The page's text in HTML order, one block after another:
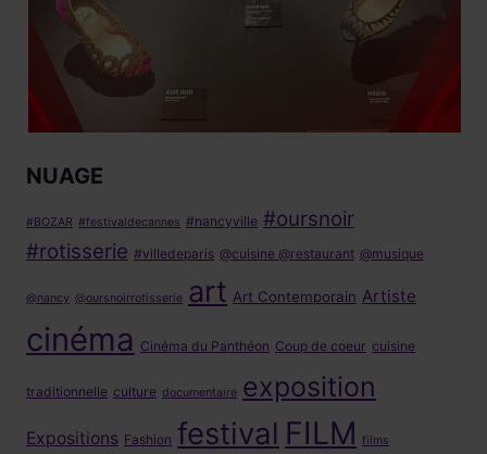
NUAGE
#BOZAR #festivaldecannes #nancyville #oursnoir
#rotisserie #villedeparis @cuisine @restaurant @musique
@nancy @oursnoirrotisserie art Art Contemporain Artiste
cinéma Cinéma du Panthéon Coup de coeur cuisine
traditionnelle culture documentaire exposition
Expositions Fashion festival FILM films